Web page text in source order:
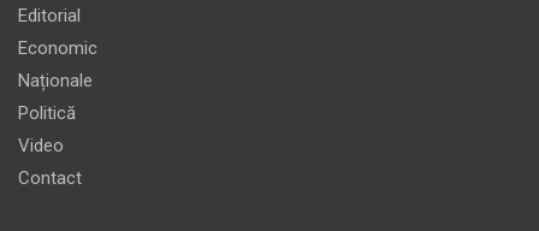
Editorial
Economic
Naționale
Politică
Video
Contact